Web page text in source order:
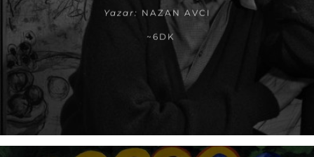
Yazar: NAZAN AVCI
~6DK